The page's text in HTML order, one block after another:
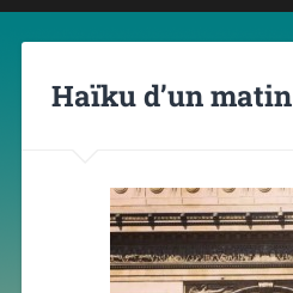
Haïku d’un matin